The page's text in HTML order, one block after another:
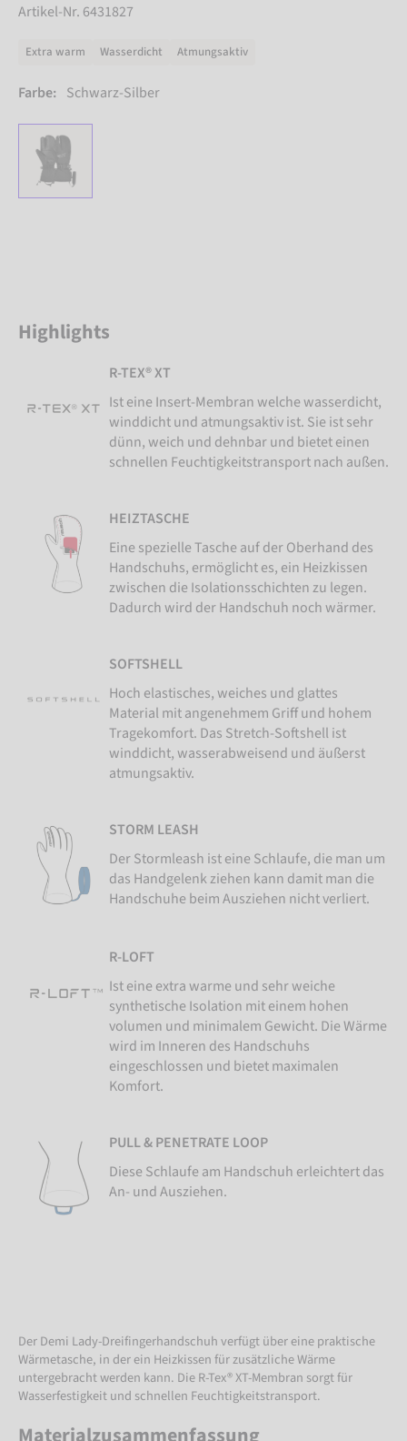
Artikel-Nr. 6431827
Extra warm Wasserdicht Atmungsaktiv
Farbe: Schwarz-Silber
Highlights
R-TEX® XT
Ist eine Insert-Membran welche wasserdicht,
winddicht und atmungsaktiv ist. Sie ist sehr
dünn, weich und dehnbar und bietet einen
schnellen Feuchtigkeitstransport nach außen.
HEIZTASCHE
Eine spezielle Tasche auf der Oberhand des
Handschuhs, ermöglicht es, ein Heizkissen
zwischen die Isolationsschichten zu legen.
Dadurch wird der Handschuh noch wärmer.
SOFTSHELL
Hoch elastisches, weiches und glattes
Material mit angenehmem Griff und hohem
Tragekomfort. Das Stretch-Softshell ist
winddicht, wasserabweisend und äußerst
atmungsaktiv.
STORM LEASH
Der Stormleash ist eine Schlaufe, die man um
das Handgelenk ziehen kann damit man die
Handschuhe beim Ausziehen nicht verliert.
R-LOFT
Ist eine extra warme und sehr weiche
synthetische Isolation mit einem hohen
volumen und minimalem Gewicht. Die Wärme
wird im Inneren des Handschuhs
eingeschlossen und bietet maximalen
Komfort.
PULL & PENETRATE LOOP
Diese Schlaufe am Handschuh erleichtert das
An- und Ausziehen.
Der Demi Lady-Dreifingerhandschuh verfügt über eine praktische
Wärmetasche, in der ein Heizkissen für zusätzliche Wärme
untergebracht werden kann. Die R-Tex® XT-Membran sorgt für
Wasserfestigkeit und schnellen Feuchtigkeitstransport.